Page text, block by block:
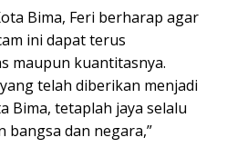
Bima, Feri berharap agar
ini dapat terus
maupun kuantitasnya.
telah diberikan menjadi
Bima, tetaplah jaya selalu
bangsa dan negara,”